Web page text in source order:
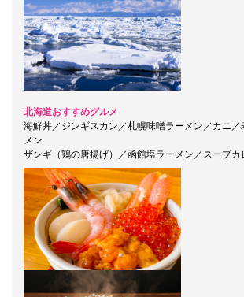
北海道おすすめグルメ
海鮮丼／ジンギスカン／札幌味噌ラーメン／カニ／
メン
ザンギ（鶏の唐揚げ）／函館塩ラーメン／スープカ